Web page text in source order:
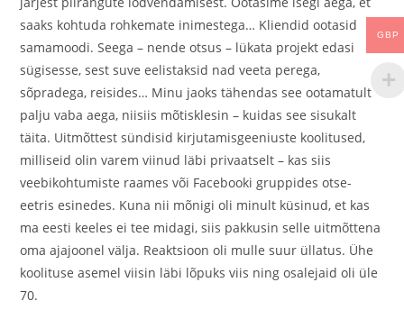
saaks kohtuda rohkemate inimestega… Kliendid ootasid
samamoodi. Seega – nende otsus – lükata projekt edasi
sügisesse, sest suve eelistaksid nad veeta perega,
sõpradega, reisides… Minu jaoks tähendas see ootamatult
palju vaba aega, niisiis mõtisklesin – kuidas see sisukalt
täita. Uitmõttest sündisid kirjutamisgeeniuste koolitused,
milliseid olin varem viinud läbi privaatselt – kas siis
veebikohtumiste raames või Facebooki gruppides otse-
eetris esinedes. Kuna nii mõnigi oli minult küsinud, et kas
ma eesti keeles ei tee midagi, siis pakkusin selle uitmõttena
oma ajajoonel välja. Reaktsioon oli mulle suur üllatus. Ühe
koolituse asemel viisin läbi lõpuks viis ning osalejaid oli üle
70.
GBP